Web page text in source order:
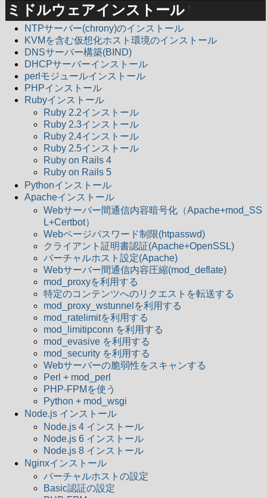
ミドルウェアインストール †
NTPサーバー(chrony)のインストール
KVMを含む仮想化ホスト環境のインストール
DNSサーバー構築(BIND)
DHCPサーバーインストール
perlモジュールインストール
PHPインストール
Rubyインストール
Ruby 2.2インストール
Ruby 2.3インストール
Ruby 2.4インストール
Ruby 2.5インストール
Ruby on Rails 4
Ruby on Rails 5
Pythonインストール
Apacheインストール
Webサーバー間通信内容暗号化（Apache+mod_SS
L+Certbot）
Webページパスワード制限(htpasswd)
クライアント証明書認証(Apache+OpenSSL)
バーチャルホスト設定(Apache)
Webサーバー間通信内容圧縮(mod_deflate)
mod_proxyを利用する
特定のコンテンツへのリクエストを転送する
mod_proxy_wstunnelを利用する
mod_ratelimitを利用する
mod_limitipconn を利用する
mod_evasive を利用する
mod_security を利用する
Webサーバーの脆弱性をスキャンする
Perl + mod_perl
PHP-FPMを使う
Python + mod_wsgi
Node.js インストール
Node.js 4 インストール
Node.js 6 インストール
Node.js 8 インストール
Nginxインストール
バーチャルホストの設定
Basic認証の設定